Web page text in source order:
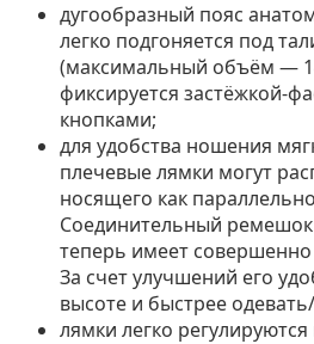
дугообразный пояс
легко подгоняется под
(максимальный объём —
фиксируется застёжкой-
кнопками;
для удобства ношения
плечевые лямки могут
носящего как
Соединительный
теперь имеет
За счет улучшений его
высоте и быстрее
лямки легко